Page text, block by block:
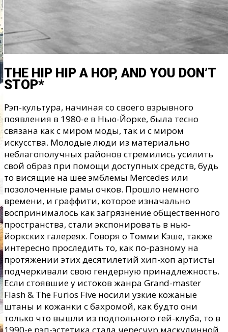
THE HIP HIP A HOP, AND YOU DON’T
STOP*
Рэп-культура, начиная со своего взрывного
появления в 1980-е в Нью-Йорке, была тесно
связана как с миром моды, так и с миром
искусства. Молодые люди из материально
неблагополучных районов стремились усилить
свой образ при помощи доступных средств, будь
то висящие на шее эмблемы Merсedes или
позолоченные рамы очков. Прошло немного
времени, и граффити, которое изначально
воспринималось как загрязнение общественного
пространства, стали экспонировать в нью-
йоркских галереях. Говоря о Томми Кэше, также
интересно проследить то, как по-разному на
протяжении этих десятилетий хип-хоп артисты
подчеркивали свою гендерную принадлежность.
Если стоявшие у истоков жанра Grand-master
Flash & The Furios Five носили узкие кожаные
штаны и кожанки с бахромой, как будто они
только что вышли из подпольного гей-клуба, то в